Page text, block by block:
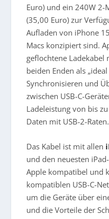
Euro) und ein 240W 2-
(35,00 Euro) zur
Aufladen von iPhone
Macs konzipiert sind.
geflochtene Ladekabel
beiden Enden als
Synchronisieren und
zwischen USB-C-
Ladeleistung von bis
Daten mit USB-2-Raten.
Das Kabel ist mit allen
und den neuesten
Apple kompatibel und
kompatiblen USB-C-
um die Geräte über
und die Vorteile der